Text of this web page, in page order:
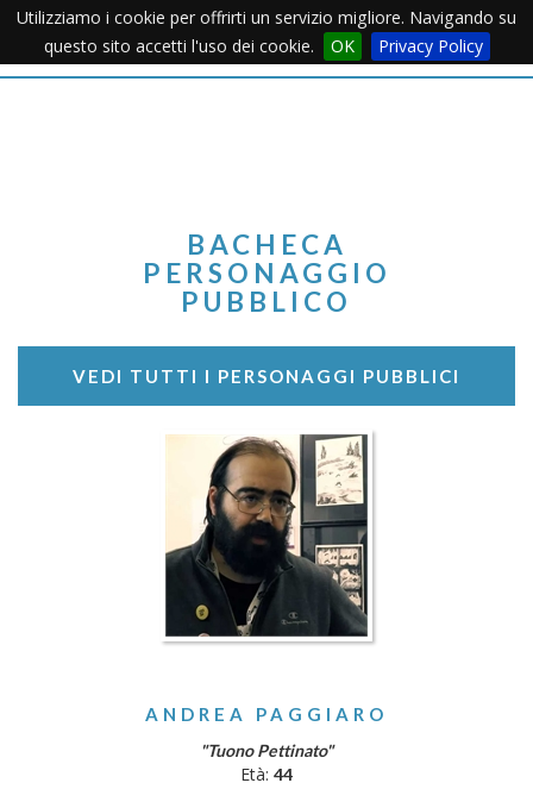
Utilizziamo i cookie per offrirti un servizio migliore. Navigando su
questo sito accetti l'uso dei cookie.
OK Privacy PolicyMenu
BACHECA
PERSONAGGIO
PUBBLICO
VEDI TUTTI I PERSONAGGI PUBBLICI
ANDREA PAGGIARO
"Tuono Pettinato"
Età: 44